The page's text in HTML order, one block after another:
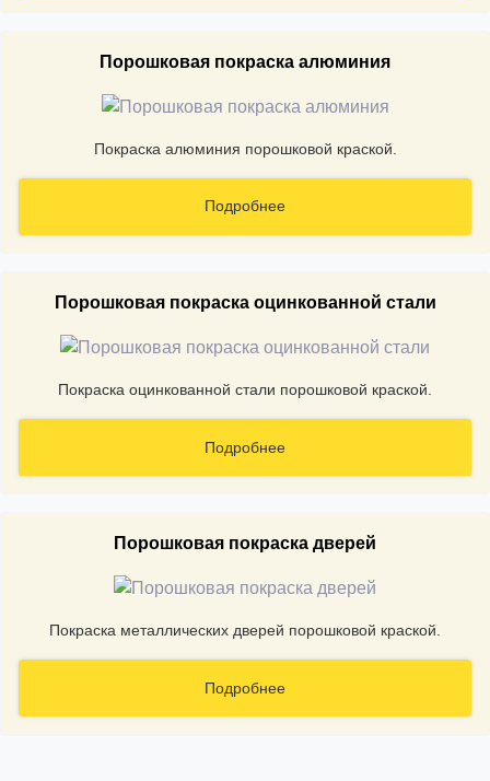
Порошковая покраска алюминия
Покраска алюминия порошковой краской.
Подробнее
Порошковая покраска оцинкованной стали
Покраска оцинкованной стали порошковой краской.
Подробнее
Порошковая покраска дверей
Покраска металлических дверей порошковой краской.
Подробнее